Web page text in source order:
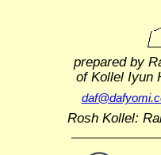
prepared by
of Kollel Iyun
Rosh Kollel: